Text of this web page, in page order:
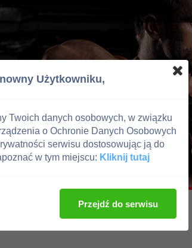
Użytkowniku,
Twoich danych osobowych, w związku
o Ochronie Danych Osobowych
serwisu dostosowując ją do
w tym miejscu: Kliknij tutaj
Przejdź do serwisu